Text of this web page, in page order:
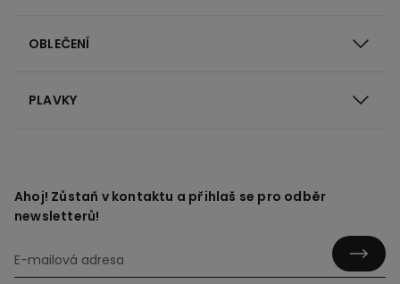
OBLEČENÍ
PLAVKY
Ahoj! Zůstaň v kontaktu a přihlaš se pro odběr
newsletterů!